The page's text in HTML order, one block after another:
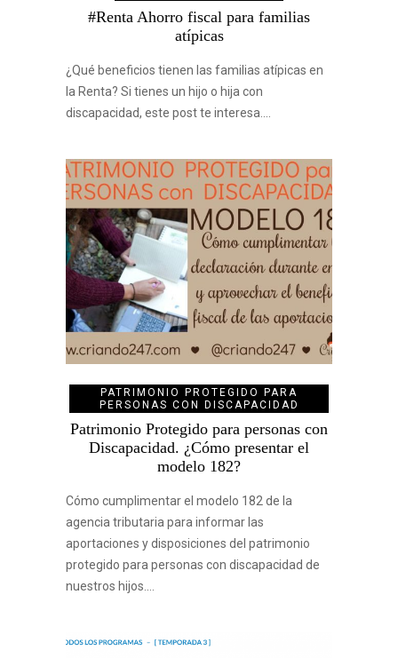
#Renta Ahorro fiscal para familias
atípicas
¿Qué beneficios tienen las familias atípicas en
la Renta? Si tienes un hijo o hija con
discapacidad, este post te interesa.…
PATRIMONIO PROTEGIDO PARA
PERSONAS CON DISCAPACIDAD
Patrimonio Protegido para personas con
Discapacidad. ¿Cómo presentar el
modelo 182?
Cómo cumplimentar el modelo 182 de la
agencia tributaria para informar las
aportaciones y disposiciones del patrimonio
protegido para personas con discapacidad de
nuestros hijos.…